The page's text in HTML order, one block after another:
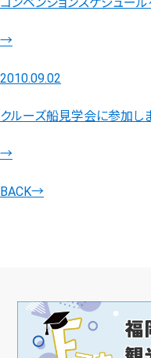
→
2010.09.02
クルーズ船見学会に参加し
→
BACK→